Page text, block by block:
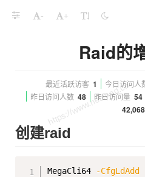
- +
Raid的
最近活跃访客 1 今日访问人
昨日访问人数 48 昨日访问量 54
42,068
创建raid
MegaCli64 -CfgLdAdd